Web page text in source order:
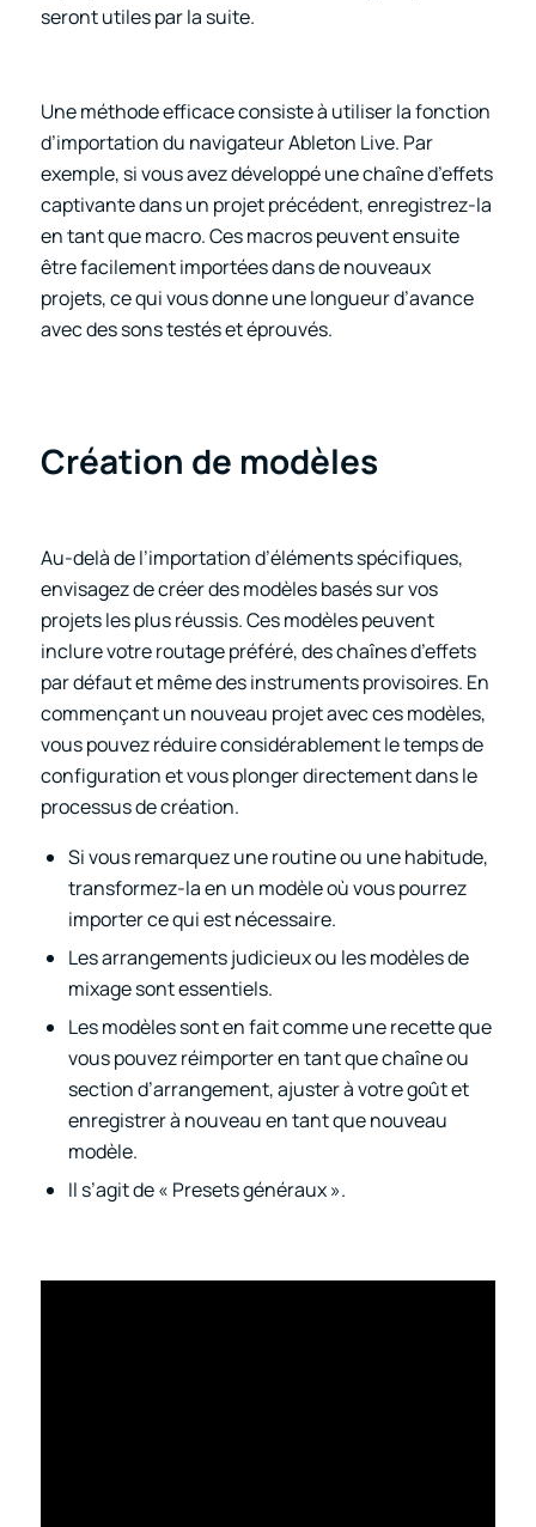
seront utiles par la suite.
Une méthode efficace consiste à utiliser la fonction
d’importation du navigateur Ableton Live. Par
exemple, si vous avez développé une chaîne d’effets
captivante dans un projet précédent, enregistrez-la
en tant que macro. Ces macros peuvent ensuite
être facilement importées dans de nouveaux
projets, ce qui vous donne une longueur d’avance
avec des sons testés et éprouvés.
Création de modèles
Au-delà de l’importation d’éléments spécifiques,
envisagez de créer des modèles basés sur vos
projets les plus réussis. Ces modèles peuvent
inclure votre routage préféré, des chaînes d’effets
par défaut et même des instruments provisoires. En
commençant un nouveau projet avec ces modèles,
vous pouvez réduire considérablement le temps de
configuration et vous plonger directement dans le
processus de création.
Si vous remarquez une routine ou une habitude,
transformez-la en un modèle où vous pourrez
importer ce qui est nécessaire.
Les arrangements judicieux ou les modèles de
mixage sont essentiels.
Les modèles sont en fait comme une recette que
vous pouvez réimporter en tant que chaîne ou
section d’arrangement, ajuster à votre goût et
enregistrer à nouveau en tant que nouveau
modèle.
Il s’agit de « Presets généraux ».